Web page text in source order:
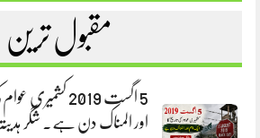
مقبول ترین
5 اگست 2019
اور المناک دن ہے. شگر